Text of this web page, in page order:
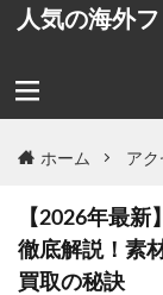
人気の海外
ホーム アク
【2026年最
徹底解説！素
買取の秘訣